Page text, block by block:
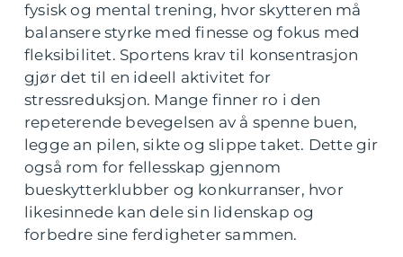
fysisk og mental trening, hvor skytteren må
balansere styrke med finesse og fokus med
fleksibilitet. Sportens krav til konsentrasjon
gjør det til en ideell aktivitet for
stressreduksjon. Mange finner ro i den
repeterende bevegelsen av å spenne buen,
legge an pilen, sikte og slippe taket. Dette gir
også rom for fellesskap gjennom
bueskytterklubber og konkurranser, hvor
likesinnede kan dele sin lidenskap og
forbedre sine ferdigheter sammen.